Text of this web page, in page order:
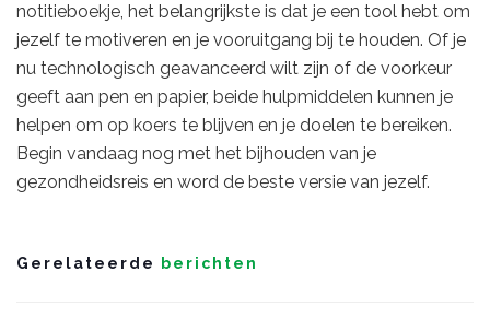
notitieboekje, het belangrijkste is dat je een tool hebt om
jezelf te motiveren en je vooruitgang bij te houden. Of je
nu technologisch geavanceerd wilt zijn of de voorkeur
geeft aan pen en papier, beide hulpmiddelen kunnen je
helpen om op koers te blijven en je doelen te bereiken.
Begin vandaag nog met het bijhouden van je
gezondheidsreis en word de beste versie van jezelf.
Gerelateerde berichten